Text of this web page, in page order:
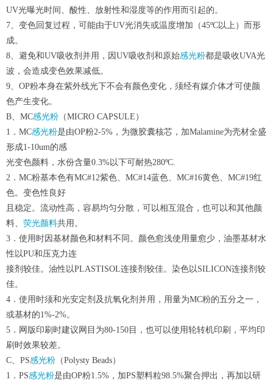
UV光曝光时间、酸性、放射性和湿度等的作用而引起的。
7、变色回复过程，可能由于UV光消失或温度增加（45ºC以上）而形
成。
8、避免和UV吸收剂并用，因UV吸收剂和原始感光粉都是吸收UVA光
波，会造成变色效果减低。
9、OP粉本身在紫外线光下不会有颜色变化，须经有媒介体才可使颜
色产生变化。
B、MC感光粉 （MICRO CAPSULE）
1．MC感光粉是由OP粉2-5%，为微胶囊核芯，加Malamine为壳材全盛
形成1-10um的感
光变色颜料，水份含量0.3%以下可耐热280ºC.
2．MC粉基本色有MC#12紫色、MC#14蓝色、MC#16黄色、MC#19红
色。变色性良好
且稳定。流动性高，容易均匀分散，可以相互混合，也可以和其他颜
料、 荧光颜料共用。
3．使用时因基材颜色和材料不同。颜色愈浅使用量愈少，油墨基材水
性以PU和压克力连
接剂较佳。油性以PLASTISOL连接剂较佳。染色以SILICON连接剂较
佳。
4．使用时须和光安定剂及抗氧化剂并用，用量为MC粉的五分之一，
或基材的1%-2%。
5．网版印刷时建议网目为80-150目，也可以使用轮转机印刷，平均印
刷时效果较差。
C、PS感光粉 （Polysty Beads）
1．PS感光粉是由OP粉1.5%，加PS塑料粒98.5%聚合押出，再加以研